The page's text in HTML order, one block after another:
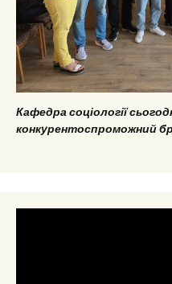
Кафедра соціології
конкурентоспроможний